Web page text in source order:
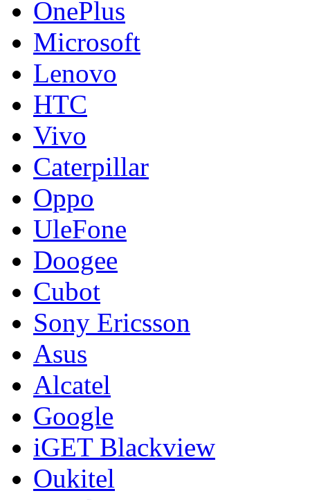
OnePlus
Microsoft
Lenovo
HTC
Vivo
Caterpillar
Oppo
UleFone
Doogee
Cubot
Sony Ericsson
Asus
Alcatel
Google
iGET Blackview
Oukitel